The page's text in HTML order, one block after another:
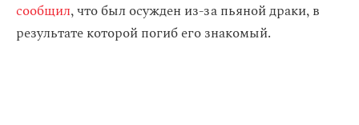
сообщил, что был осужден из-за пьяной драки, в
результате которой погиб его знакомый.